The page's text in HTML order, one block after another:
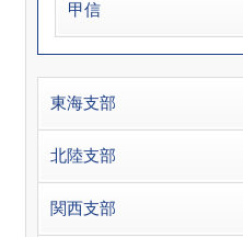
甲信
東海支部
北陸支部
関西支部